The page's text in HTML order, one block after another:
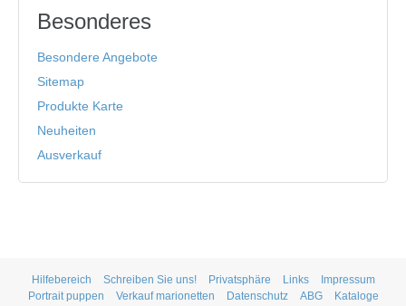
Besonderes
Besondere Angebote
Sitemap
Produkte Karte
Neuheiten
Ausverkauf
Hilfebereich Schreiben Sie uns! Privatsphäre Links
Impressum
Portrait puppen
Verkauf marionetten Datenschutz ABG Kataloge